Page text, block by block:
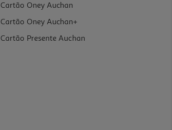
Cartão Oney Auchan
Cartão Oney Auchan+
Cartão Presente Auchan